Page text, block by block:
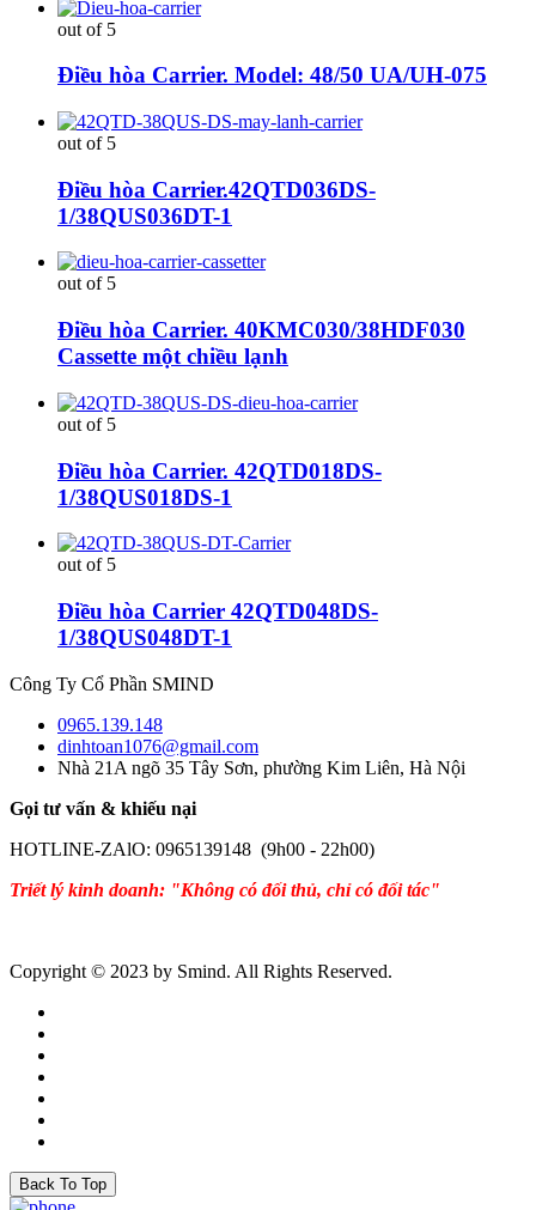
out of 5
Điều hòa Carrier. Model: 48/50 UA/UH-075
out of 5
Điều hòa Carrier.42QTD036DS-
1/38QUS036DT-1
out of 5
Điều hòa Carrier. 40KMC030/38HDF030
Cassette một chiều lạnh
out of 5
Điều hòa Carrier. 42QTD018DS-
1/38QUS018DS-1
out of 5
Điều hòa Carrier 42QTD048DS-
1/38QUS048DT-1
Công Ty Cổ Phần SMIND
0965.139.148
dinhtoan1076@gmail.com
Nhà 21A ngõ 35 Tây Sơn, phường Kim Liên, Hà Nội
Gọi tư vấn & khiếu nại
HOTLINE-ZAlO: 0965139148 (9h00 - 22h00)
Triết lý kinh doanh: "Không có đối thủ, chỉ có đối tác"
Copyright © 2023 by Smind. All Rights Reserved.
Back To Top